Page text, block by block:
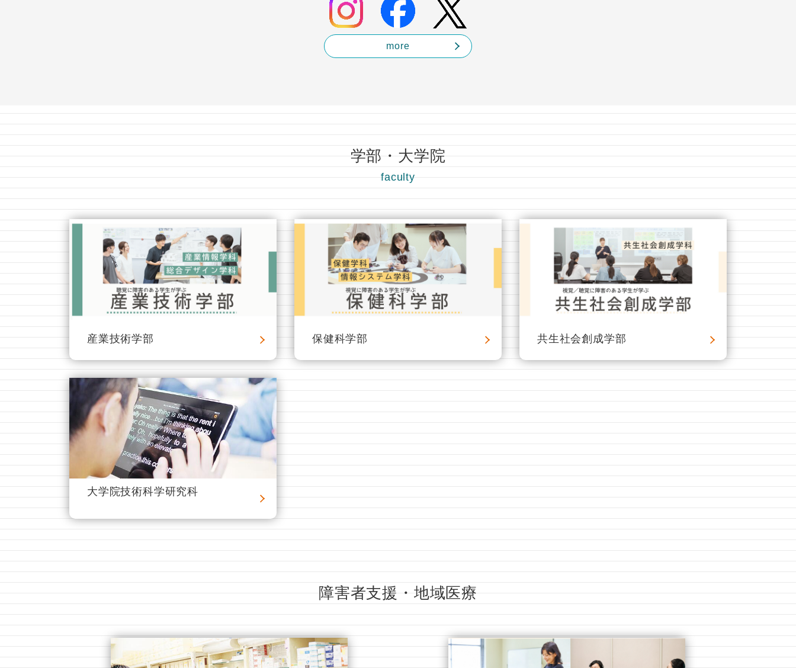
more
学部・大学院
faculty
産業技術学部 保健科学部 共生社会創成学部
大学院技術科学研究科
障害者支援・地域医療